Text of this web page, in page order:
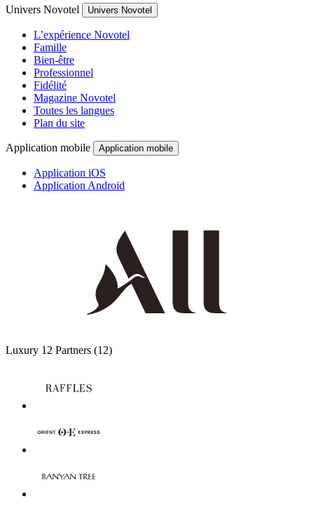
Univers Novotel Univers Novotel
L’expérience Novotel
Famille
Bien-être
Professionnel
Fidélité
Magazine Novotel
Toutes les langues
Plan du site
Application mobile Application mobile
Application iOS
Application Android
Luxury 12 Partners (12)